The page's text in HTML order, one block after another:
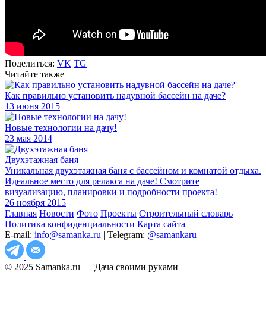
Поделиться: VK TG
Читайте также
Как правильно установить надувной бассейн на даче?
13 июня 2015
Новые технологии на дачу!
23 мая 2014
Двухэтажная баня
Уникальная двухэтажная баня с бассейном и комнатой отдыха.
Идеальное место для релакса на даче! Смотрите
визуализацию, планировки и подробности проекта!
26 ноября 2015
Главная Новости Фото Проекты Строительный словарь
Политика конфиденциальности Карта сайта
E-mail: info@samanka.ru | Telegram: @samankaru
© 2025 Samanka.ru — Дача своими руками